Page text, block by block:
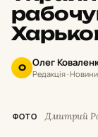
О Олег
Редакція ·
ФОТО Дмитрий